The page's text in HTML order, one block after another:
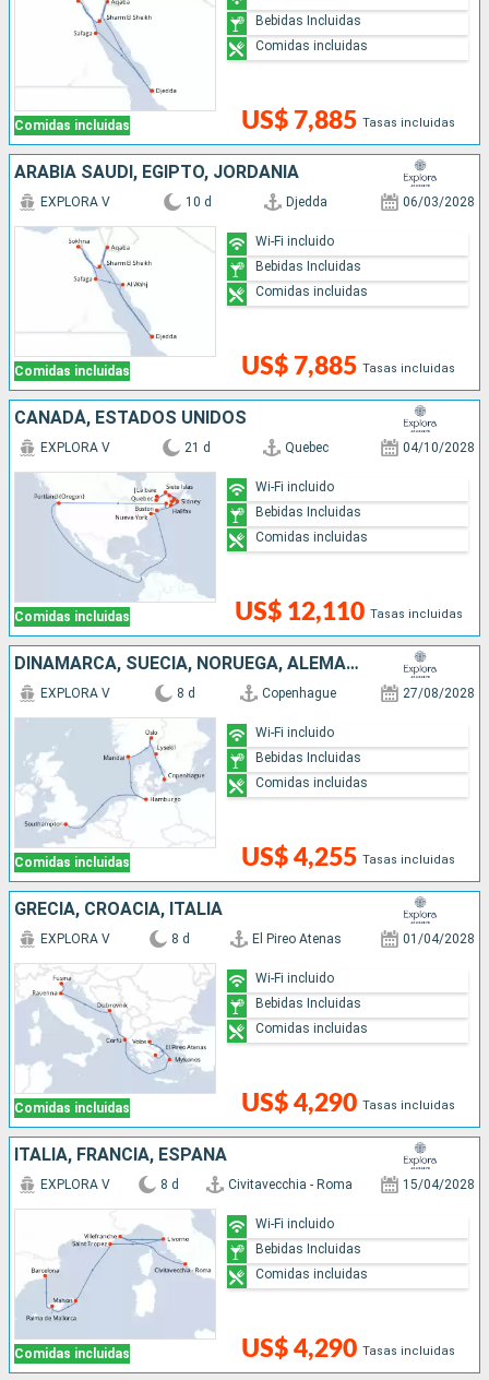
Comidas incluidas US$ 7,885 Tasas incluidas
Bebidas Incluidas
Comidas incluidas
ARABIA SAUDÍ, EGIPTO, JORDANIA
Comidas incluidas
EXPLORA V 10 d Djedda 06/03/2028
US$ 7,885 Tasas incluidas
Wi-Fi incluido
Bebidas Incluidas
Comidas incluidas
CANADÁ, ESTADOS UNIDOS
Comidas incluidas
EXPLORA V 21 d Quebec 04/10/2028
US$ 12,110 Tasas incluidas
Wi-Fi incluido
Bebidas Incluidas
Comidas incluidas
DINAMARCA, SUECIA, NORUEGA, ALEMANIA, REINO UNIDO
Comidas incluidas
EXPLORA V 8 d Copenhague 27/08/2028
US$ 4,255 Tasas incluidas
Wi-Fi incluido
Bebidas Incluidas
Comidas incluidas
GRECIA, CROACIA, ITALIA
Comidas incluidas
EXPLORA V 8 d El Pireo Atenas 01/04/2028
US$ 4,290 Tasas incluidas
Wi-Fi incluido
Bebidas Incluidas
Comidas incluidas
ITALIA, FRANCIA, ESPAÑA
Comidas incluidas
EXPLORA V 8 d Civitavecchia - Roma 15/04/2028
US$ 4,290 Tasas incluidas
Wi-Fi incluido
Bebidas Incluidas
Comidas incluidas